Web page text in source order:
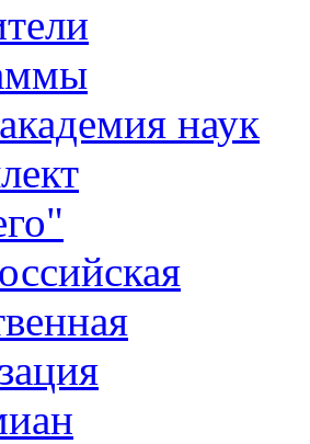
наук